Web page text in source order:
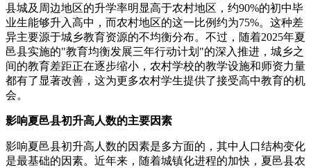
县城及周边地区的升学率明显高于农村地区，约90%的初中毕
业生能够升入高中，而农村地区的这一比例约为75%。这种差
异主要源于城乡教育资源的不均衡分布。不过，随着2025年夏
邑县实施的"教育均衡发展三年行动计划"的深入推进，城乡之
间的教育差距正在逐步缩小，农村学校的教学设施和师资力量
都有了显著改善，这为更多农村学生提供了接受高中教育的机
会。
影响夏邑县初升高人数的主要因素
影响夏邑县初升高人数的因素是多方面的，其中人口结构变化
是最基础的因素。近年来，随着城镇化进程的加快，夏邑县农